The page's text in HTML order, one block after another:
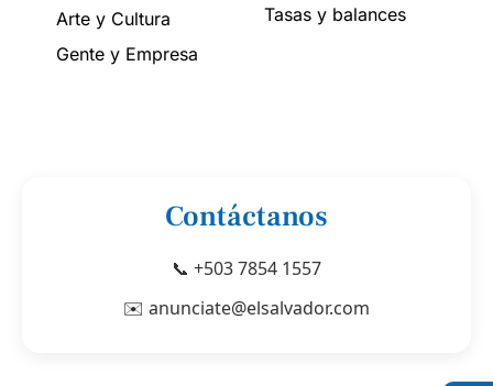
Arte y Cultura
Gente y Empresa
Tasas y balances
Contáctanos
📞 +503 7854 1557
✉️ anunciate@elsalvador.com